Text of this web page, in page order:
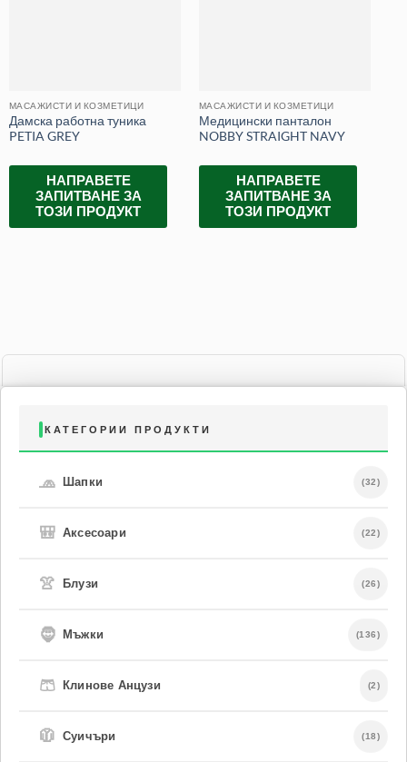
МАСАЖИСТИ И КОЗМЕТИЦИ
Дамска работна туника
PETIA GREY
НАПРАВЕТЕ
ЗАПИТВАНЕ ЗА
ТОЗИ ПРОДУКТ
МАСАЖИСТИ И КОЗМЕТИЦИ
Медицински панталон
NOBBY STRAIGHT NAVY
НАПРАВЕТЕ
ЗАПИТВАНЕ ЗА
ТОЗИ ПРОДУКТ
КАТЕГОРИИ ПРОДУКТИ
🧢 Шапки (32)
🎒 Аксесоари (22)
👚 Блузи (26)
🧔 Мъжки (136)
🩳 Клинове Анцузи (2)
🧥 Суичъри (18)